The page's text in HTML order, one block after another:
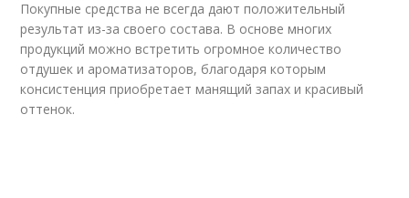
Маски для пористой
кожи
Маска для пористой
кожи
Белково-лимонная
Покупные средства не всегда дают положительный
результат из-за своего состава. В основе многих
продукций можно встретить огромное количество
отдушек и ароматизаторов, благодаря которым
консистенция приобретает манящий запах и красивый
оттенок.